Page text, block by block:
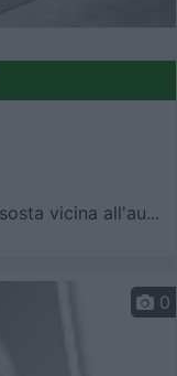
vicina all'au...
0